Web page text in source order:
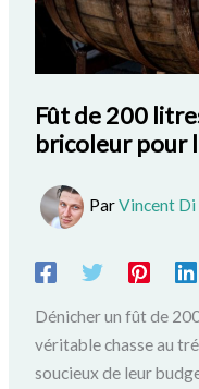
Fût de 200
bricoleur pour
ParVincent Di
Dénicher un fût de
véritable chasse au
soucieux de leur